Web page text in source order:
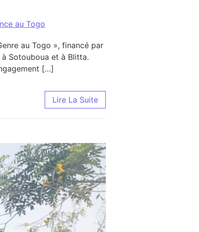
au Togo
au Togo », financé par
Sotouboua et à Blitta.
[…]
communautaires pour une participation active
Lire La Suite